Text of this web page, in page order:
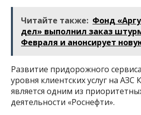
Читайте также: Фонд
дел» выполнил заказ
Февраля и анонсирует
Развитие придорожного
уровня клиентских услуг на АЗС
является одним из
деятельности «Роснефти».